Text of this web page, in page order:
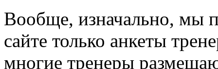
Вообще, изначально, мы
сайте только анкеты
многие тренеры